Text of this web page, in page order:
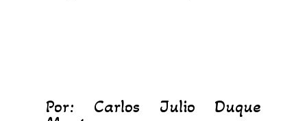
Por: Carlos Julio Duque